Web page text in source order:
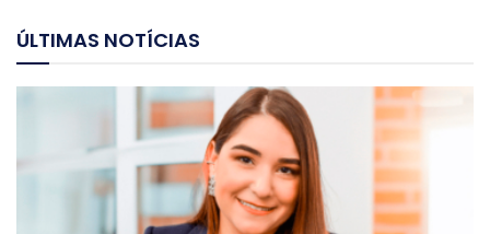
ÚLTIMAS NOTÍCIAS